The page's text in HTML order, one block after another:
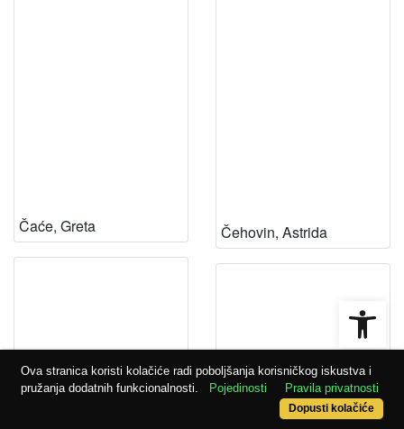
Čaće, Greta Čehovin, Astrida
Ova stranica koristi kolačiće radi poboljšanja korisničkog iskustva i
pružanja dodatnih funkcionalnosti.
Pojedinosti Pravila privatnosti
Dopusti kolačiće